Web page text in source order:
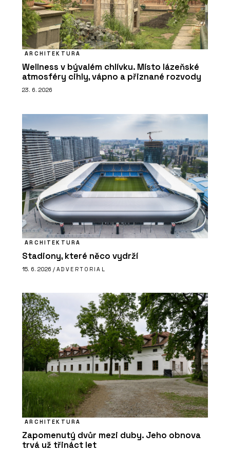
ARCHITEKTURA
Wellness v bývalém chlívku. Místo lázeňské
atmosféry cihly, vápno a přiznané rozvody
23. 6. 2026
ARCHITEKTURA
Stadiony, které něco vydrží
15. 6. 2026 / ADVERTORIAL
ARCHITEKTURA
Zapomenutý dvůr mezi duby. Jeho obnova
trvá už třináct let